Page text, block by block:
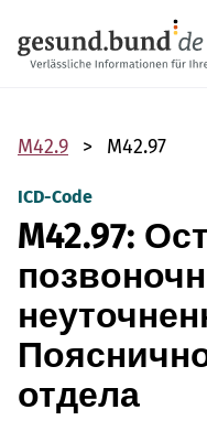
M42.9 M42.97
ICD-Code
M42.97:
отдела